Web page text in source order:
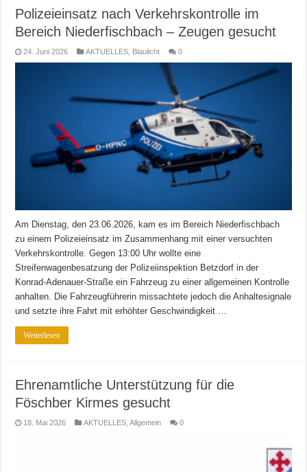
Polizeieinsatz nach Verkehrskontrolle im
Bereich Niederfischbach – Zeugen gesucht
24. Juni 2026 AKTUELLES Blaulicht 0
Am Dienstag, den 23.06.2026, kam es im Bereich Niederfischbach
zu einem Polizeieinsatz im Zusammenhang mit einer versuchten
Verkehrskontrolle. Gegen 13:00 Uhr wollte eine
Streifenwagenbesatzung der Polizeiinspektion Betzdorf in der
Konrad-Adenauer-Straße ein Fahrzeug zu einer allgemeinen Kontrolle
anhalten. Die Fahrzeugführerin missachtete jedoch die Anhaltesignale
und setzte ihre Fahrt mit erhöhter Geschwindigkeit …
Weiterlesen
Ehrenamtliche Unterstützung für die
Föschber Kirmes gesucht
18. Mai 2026 AKTUELLES ,Allgemein 0